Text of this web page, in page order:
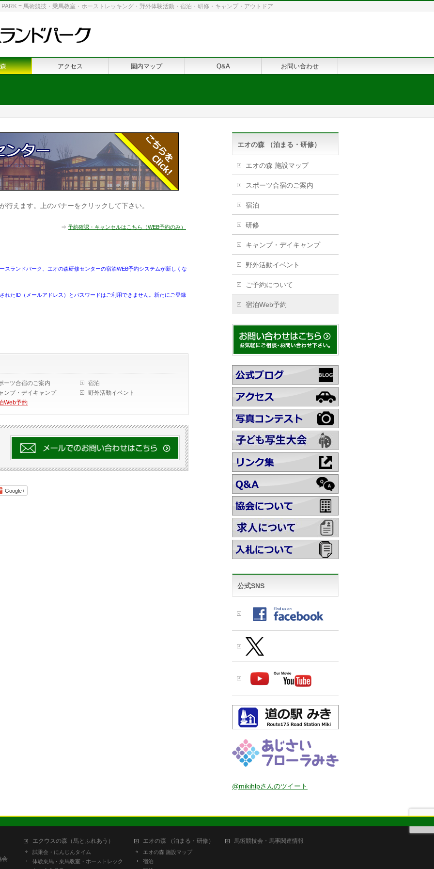
= 馬術競技・乗馬教室・ホーストレッキング・野外体験活動・宿泊・研修・キャンプ・アウトドア
アクセス 園内マップ Q&A お問い合わせ
行えます。上のバナーをクリックして下さい。
⇒ 予約確認・キャンセルはこちら（WEB予約のみ）
スランドパーク、エオの森研修センターの宿泊WEB予約システムが新しくな
れたID（メールアドレス）とパスワードはご利用できません。新たにご登録
ーツ合宿のご案内
宿泊
ンプ・デイキャンプ
野外活動イベント
Web予約
Google+
エオの森 （泊まる・研修）
エオの森 施設マップ
スポーツ合宿のご案内
宿泊
研修
キャンプ・デイキャンプ
野外活動イベント
ご予約について
宿泊Web予約
公式SNS
@mikihlpさんのツイート
会
エクウスの森（馬とふれあう）
試乗会・にんじんタイム
体験乗馬・乗馬教室・ホーストレック
エオの森 （泊まる・研修）
エオの森 施設マップ
宿泊
馬術競技会・馬事関連情報